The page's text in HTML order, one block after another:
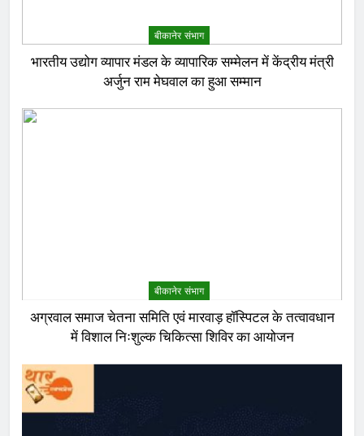
बीकानेर संभाग
भारतीय उद्योग व्यापार मंडल के व्यापारिक सम्मेलन में केंद्रीय मंत्री
अर्जुन राम मेघवाल का हुआ सम्मान
बीकानेर संभाग
अग्रवाल समाज चेतना समिति एवं मारवाड़ हॉस्पिटल के तत्वावधान
में विशाल निःशुल्क चिकित्सा शिविर का आयोजन